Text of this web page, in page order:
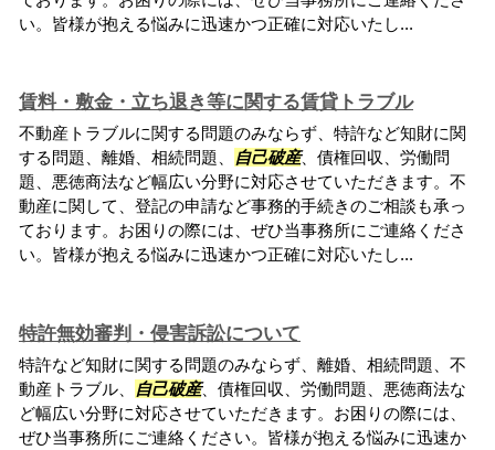
い。皆様が抱える悩みに迅速かつ正確に対応いたし...
賃料・敷金・立ち退き等に関する賃貸トラブル
不動産トラブルに関する問題のみならず、特許など知財に関
する問題、離婚、相続問題、
自己破産、債権回収、労働問
題、悪徳商法など幅広い分野に対応させていただきます。不
動産に関して、登記の申請など事務的手続きのご相談も承っ
ております。お困りの際には、ぜひ当事務所にご連絡くださ
い。皆様が抱える悩みに迅速かつ正確に対応いたし...
特許無効審判・侵害訴訟について
特許など知財に関する問題のみならず、離婚、相続問題、不
動産トラブル、
自己破産、債権回収、労働問題、悪徳商法な
ど幅広い分野に対応させていただきます。お困りの際には、
ぜひ当事務所にご連絡ください。皆様が抱える悩みに迅速か